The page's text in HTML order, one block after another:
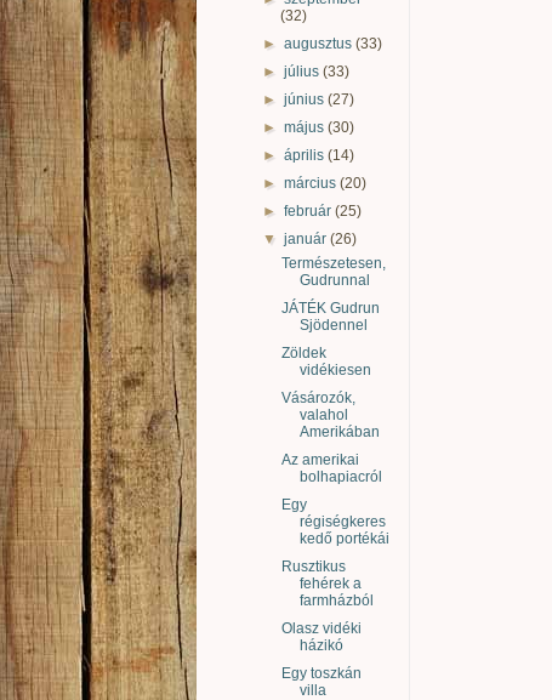
(32)
►augusztus(33)
►július(33)
►június(27)
►május(30)
►április(14)
►március(20)
►február(25)
▼január(26)
Természetesen,
Gudrunnal
JÁTÉK Gudrun
Sjödennel
Zöldek
vidékiesen
Vásározók,
valahol
Amerikában
Az amerikai
bolhapiacról
Egy
régiségkeres
kedő portékái
Rusztikus
fehérek a
farmházból
Olasz vidéki
házikó
Egy toszkán
villa